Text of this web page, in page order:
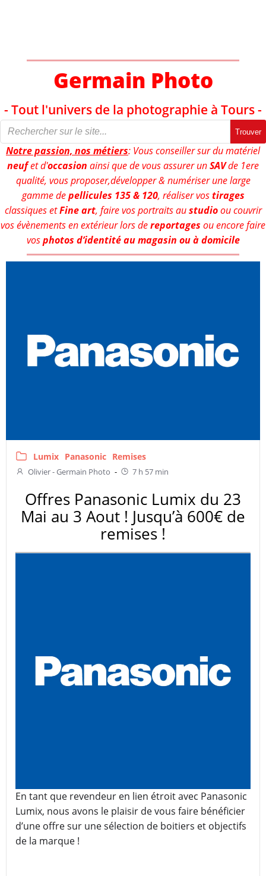
Germain Photo
- Tout l'univers de la photographie à Tours -
Trouver
Notre passion, nos métiers: Vous conseiller sur du matériel
neufet d'occasion ainsi que de vous assurer unSAVde 1ere
qualité, vous proposer,développer & numériser une large
gamme depellicules 135 & 120, réaliser vostirages
classiques etFine art, faire vos portraits austudioou couvrir
vos évènements en extérieur lors dereportages ou encore faire
vosphotos d’identité au magasin ou à domicile
Lumix Panasonic Remises
Olivier - Germain Photo - 7 h 57 min
Offres Panasonic Lumix du 23
Mai au 3 Aout ! Jusqu’à 600€ de
remises !
En tant que revendeur en lien étroit avec Panasonic
Lumix, nous avons le plaisir de vous faire bénéficier
d’une offre sur une sélection de boitiers et objectifs
de la marque !